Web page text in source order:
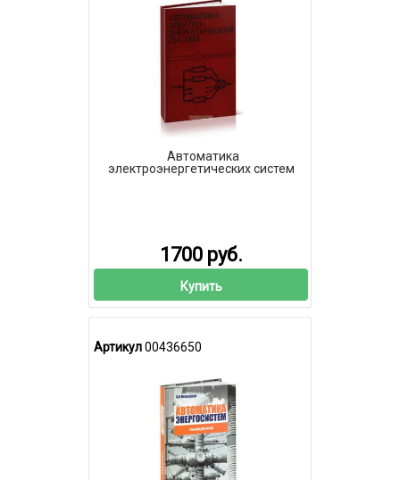
Автоматика
электроэнергетических систем
1700 руб.
Купить
Артикул00436650